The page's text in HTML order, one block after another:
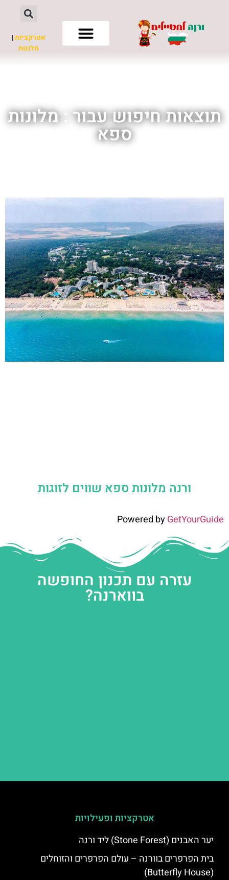
אטרקציות|
מלונות
תוצאות חיפוש עבור : מלונות
ספא
ורנה מלונות ספא שווים לזוגות
Powered byGetYourGuide
עזרה עם תכנון החופשה
בווארנה?
אטרקציות ופעילויות
יער האבנים (Stone Forest) ליד ורנה
בית הפרפרים בוורנה – עולם הפרפרים והזוחלים
(Butterfly House)